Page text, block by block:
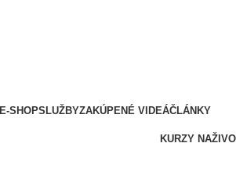
E-SHOPSLUŽBYZAKÚPENÉ VIDEÁČLÁNKY
KURZY NAŽIVO